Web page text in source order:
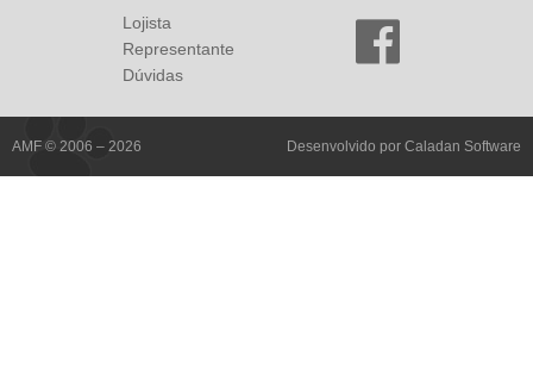
Lojista
Representante
Dúvidas
AMF © 2006 – 2026 Desenvolvido por Caladan Software